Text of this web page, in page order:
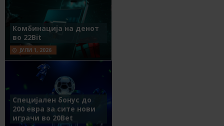
Комбинација на денот
во 22Bit
ЈУЛИ 1, 2026
Специјален бонус до
200 евра за сите нови
играчи во 20Bet